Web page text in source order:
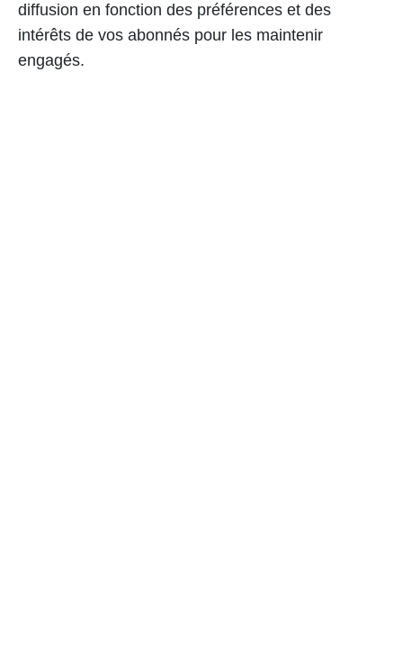
diffusion en fonction des préférences et des
intérêts de vos abonnés pour les maintenir
engagés.